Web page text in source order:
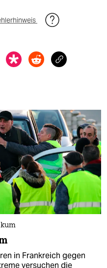
in Frankreich gegen
versuchen die